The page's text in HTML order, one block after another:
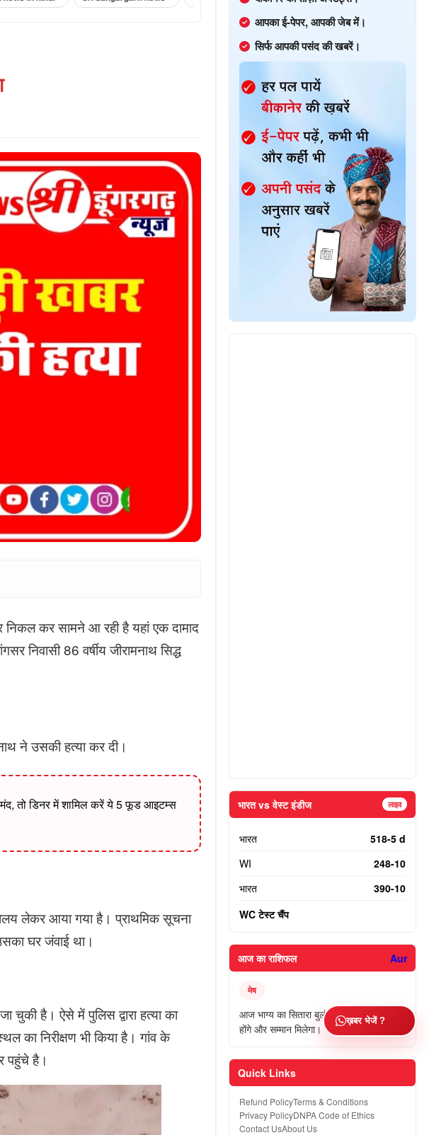
कर सामने आ रही है यहां एक दामाद
निवासी 86 वर्षीय जीरामनाथ सिद्ध
ने उसकी हत्या कर दी।
तो डिनर में शामिल करें ये 5 फूड आइटम्स
लेकर आया गया है। प्राथमिक सूचना
घर जंवाई था।
चुकी है। ऐसे में पुलिस द्वारा हत्या का
का निरीक्षण भी किया है। गांव के
पहुंचे है।
आपका ई-पेपर, आपकी जेब में।
सिर्फ आपकी पसंद की खबरें।
भारत vs वेस्ट इंडीज लाइव
भारत
518-5 d
WI
248-10
भारत
390-10
WC टेस्ट चैंप
आज का राशिफल Aur
मेष
आज भाग्य का सितारा बुलंद रहेगा। निजी काम पूरे
होंगे और सम्मान मिलेगा।
Quick Links
Refund PolicyTerms & Conditions
Privacy PolicyDNPA Code of Ethics
Contact UsAbout Us
ख़बर भेजें ?